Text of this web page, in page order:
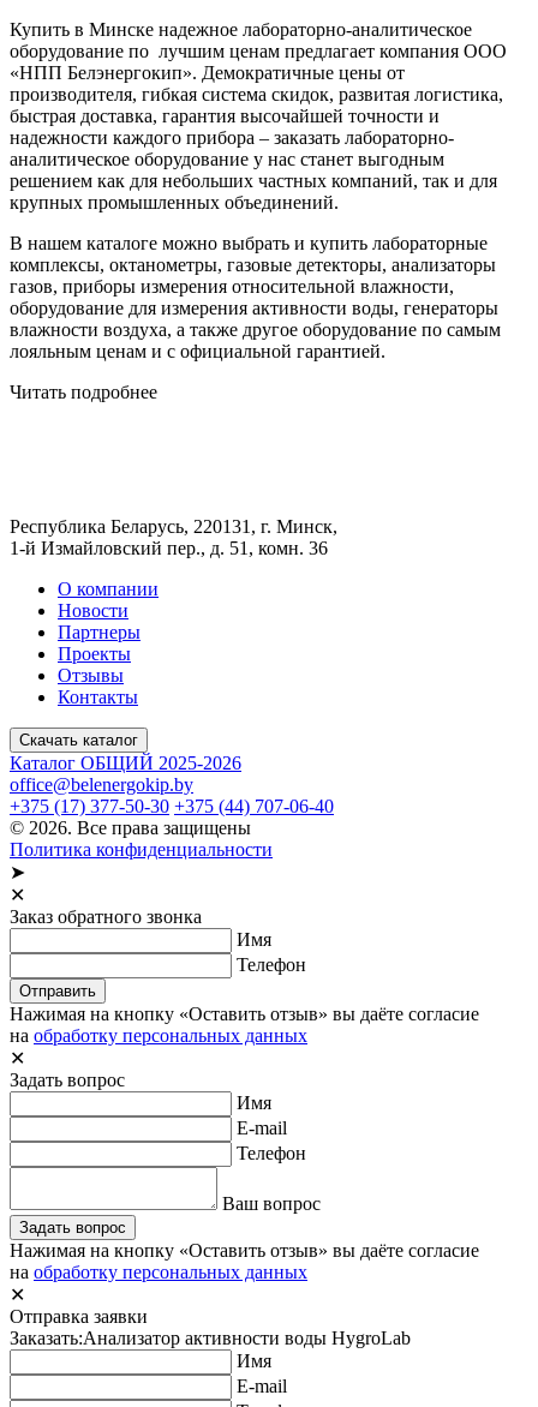
Купить в Минске надежное лабораторно-аналитическое
оборудование по лучшим ценам предлагает компания ООО
«НПП Белэнергокип». Демократичные цены от
производителя, гибкая система скидок, развитая логистика,
быстрая доставка, гарантия высочайшей точности и
надежности каждого прибора – заказать лабораторно-
аналитическое оборудование у нас станет выгодным
решением как для небольших частных компаний, так и для
крупных промышленных объединений.
В нашем каталоге можно выбрать и купить лабораторные
комплексы, октанометры, газовые детекторы, анализаторы
газов, приборы измерения относительной влажности,
оборудование для измерения активности воды, генераторы
влажности воздуха, а также другое оборудование по самым
лояльным ценам и с официальной гарантией.
Читать подробнее
Республика Беларусь, 220131, г. Минск,
1-й Измайловский пер., д. 51, комн. 36
О компании
Новости
Партнеры
Проекты
Отзывы
Контакты
Скачать каталог
Каталог ОБЩИЙ 2025-2026
office@belenergokip.by
+375 (17) 377-50-30 +375 (44) 707-06-40
© 2026. Все права защищены
Политика конфиденциальности
➤
✕
Заказ обратного звонка
Имя
Телефон
Отправить
Нажимая на кнопку «Оставить отзыв» вы даёте согласие
на обработку персональных данных
✕
Задать вопрос
Имя
E-mail
Телефон
Ваш вопрос
Задать вопрос
Нажимая на кнопку «Оставить отзыв» вы даёте согласие
на обработку персональных данных
✕
Отправка заявки
Заказать:Анализатор активности воды HygroLab
Имя
E-mail